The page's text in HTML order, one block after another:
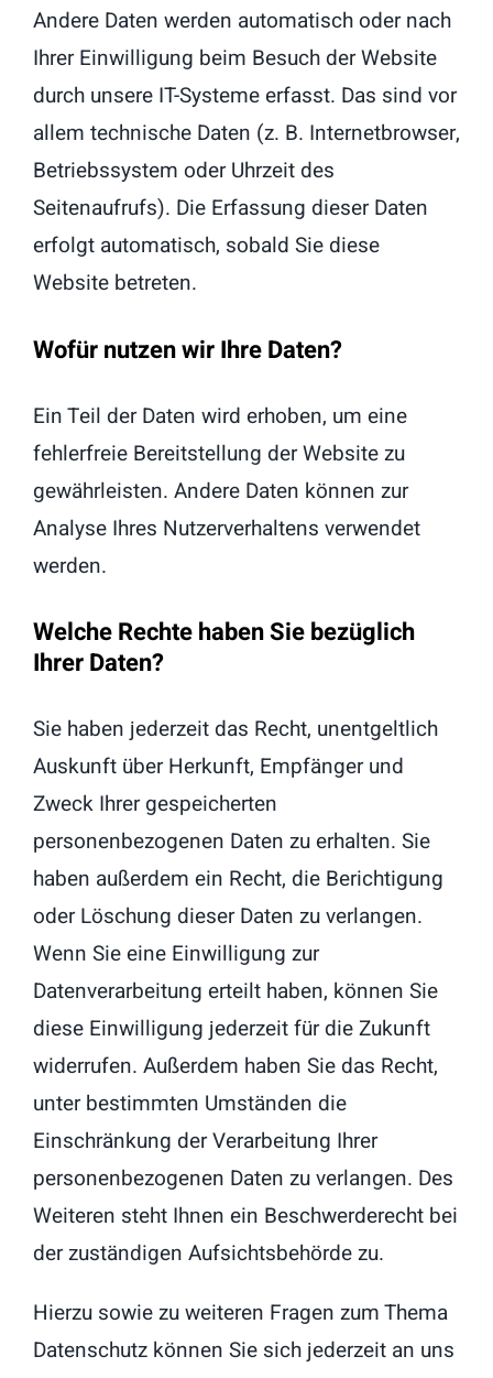
Andere Daten werden automatisch oder nach
Ihrer Einwilligung beim Besuch der Website
durch unsere IT-Systeme erfasst. Das sind vor
allem technische Daten (z. B. Internetbrowser,
Betriebssystem oder Uhrzeit des
Seitenaufrufs). Die Erfassung dieser Daten
erfolgt automatisch, sobald Sie diese
Website betreten.
Wofür nutzen wir Ihre Daten?
Ein Teil der Daten wird erhoben, um eine
fehlerfreie Bereitstellung der Website zu
gewährleisten. Andere Daten können zur
Analyse Ihres Nutzerverhaltens verwendet
werden.
Welche Rechte haben Sie bezüglich
Ihrer Daten?
Sie haben jederzeit das Recht, unentgeltlich
Auskunft über Herkunft, Empfänger und
Zweck Ihrer gespeicherten
personenbezogenen Daten zu erhalten. Sie
haben außerdem ein Recht, die Berichtigung
oder Löschung dieser Daten zu verlangen.
Wenn Sie eine Einwilligung zur
Datenverarbeitung erteilt haben, können Sie
diese Einwilligung jederzeit für die Zukunft
widerrufen. Außerdem haben Sie das Recht,
unter bestimmten Umständen die
Einschränkung der Verarbeitung Ihrer
personenbezogenen Daten zu verlangen. Des
Weiteren steht Ihnen ein Beschwerderecht bei
der zuständigen Aufsichtsbehörde zu.
Hierzu sowie zu weiteren Fragen zum Thema
Datenschutz können Sie sich jederzeit an uns